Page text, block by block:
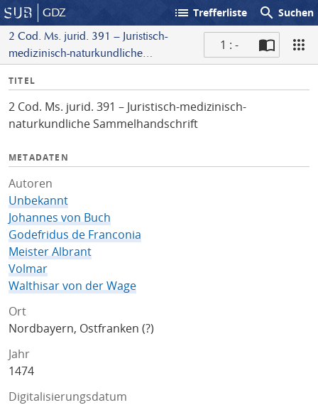
GDZ list Trefferliste search Suchen
2 Cod. Ms. jurid. 391 – Juristisch-
medizinisch-naturkundliche
1 : -
I
f
o
TITEL
2 Cod. Ms. jurid. 391 – Juristisch-medizinisch-
naturkundliche Sammelhandschrift
METADATEN
Autoren
Unbekannt
Johannes von Buch
Godefridus de Franconia
Meister Albrant
Volmar
Walthisar von der Wage
Ort
Nordbayern, Ostfranken (?)
Jahr
1474
Digitalisierungsdatum